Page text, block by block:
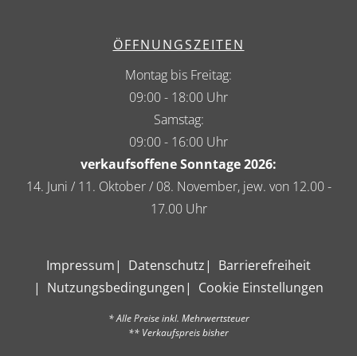
ÖFFNUNGSZEITEN
Montag bis Freitag:
09:00 - 18:00 Uhr
Samstag:
09:00 - 16:00 Uhr
verkaufsoffene Sonntage 2026:
14. Juni / 11. Oktober / 08. November, jew. von 12.00 -
17.00 Uhr
Impressum Datenschutz
Barrierefreiheit
Nutzungsbedingungen
Cookie Einstellungen
* Alle Preise inkl. Mehrwertsteuer
** Verkaufspreis bisher